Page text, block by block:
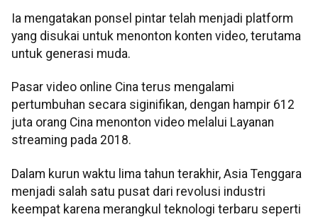
Ia mengatakan ponsel pintar telah menjadi platform
yang disukai untuk menonton konten video, terutama
untuk generasi muda.
Pasar video online Cina terus mengalami
pertumbuhan secara siginifikan, dengan hampir 612
juta orang Cina menonton video melalui Layanan
streaming pada 2018.
Dalam kurun waktu lima tahun terakhir, Asia Tenggara
menjadi salah satu pusat dari revolusi industri
keempat karena merangkul teknologi terbaru seperti